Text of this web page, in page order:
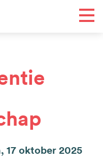
17 oktober 2025